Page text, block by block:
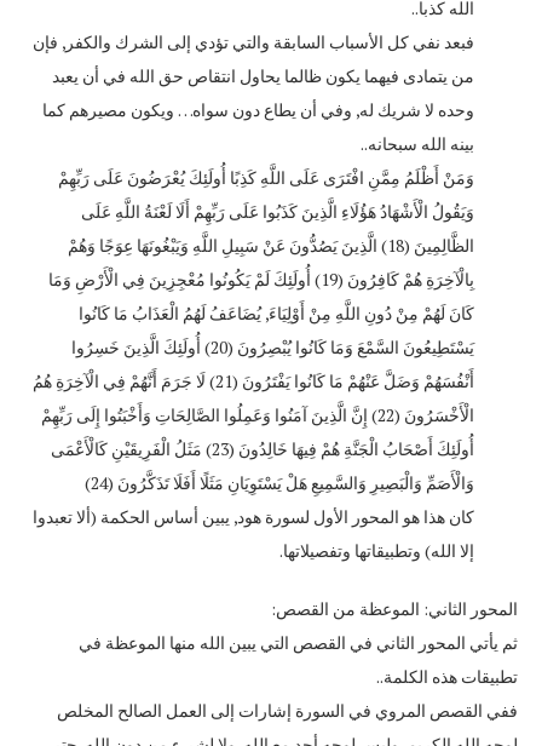
الله كذبا..
فبعد نفي كل الأسباب السابقة والتي تؤدي إلى الشرك والكفر, فإن
من يتمادى فيهما يكون ظالما يحاول انتقاص حق الله في أن يعبد
وحده لا شريك له, وفي أن يطاع دون سواه… ويكون مصيرهم كما
بينه الله سبحانه..
وَمَنْ أَظْلَمُ مِمَّنِ افْتَرَى عَلَى اللَّهِ كَذِبًا أُولَئِكَ يُعْرَضُونَ عَلَى رَبِّهِمْ
وَيَقُولُ الْأَشْهَادُ هَؤُلَاءِ الَّذِينَ كَذَبُوا عَلَى رَبِّهِمْ أَلَا لَعْنَةُ اللَّهِ عَلَى
الظَّالِمِينَ (18) الَّذِينَ يَصُدُّونَ عَنْ سَبِيلِ اللَّهِ وَيَبْغُونَهَا عِوَجًا وَهُمْ
بِالْآخِرَةِ هُمْ كَافِرُونَ (19) أُولَئِكَ لَمْ يَكُونُوا مُعْجِزِينَ فِي الْأَرْضِ وَمَا
كَانَ لَهُمْ مِنْ دُونِ اللَّهِ مِنْ أَوْلِيَاءَ, يُضَاعَفُ لَهُمُ الْعَذَابُ مَا كَانُوا
يَسْتَطِيعُونَ السَّمْعَ وَمَا كَانُوا يُبْصِرُونَ (20) أُولَئِكَ الَّذِينَ خَسِرُوا
أَنْفُسَهُمْ وَضَلَّ عَنْهُمْ مَا كَانُوا يَفْتَرُونَ (21) لَا جَرَمَ أَنَّهُمْ فِي الْآخِرَةِ هُمُ
الْأَخْسَرُونَ (22) إِنَّ الَّذِينَ آمَنُوا وَعَمِلُوا الصَّالِحَاتِ وَأَخْبَتُوا إِلَى رَبِّهِمْ
أُولَئِكَ أَصْحَابُ الْجَنَّةِ هُمْ فِيهَا خَالِدُونَ (23) مَثَلُ الْفَرِيقَيْنِ كَالْأَعْمَى
وَالْأَصَمِّ وَالْبَصِيرِ وَالسَّمِيعِ هَلْ يَسْتَوِيَانِ مَثَلًا أَفَلَا تَذَكَّرُونَ (24)
كان هذا هو المحور الأول لسورة هود, يبين أساس الحكمة (ألا تعبدوا
إلا الله) وتطبيقاتها وتفصيلاتها.
المحور الثاني: الموعظة من القصص:
ثم يأتي المحور الثاني في القصص التي يبين الله منها الموعظة في
تطبيقات هذه الكلمة..
ففي القصص المروي في السورة إشارات إلى العمل الصالح المخلص